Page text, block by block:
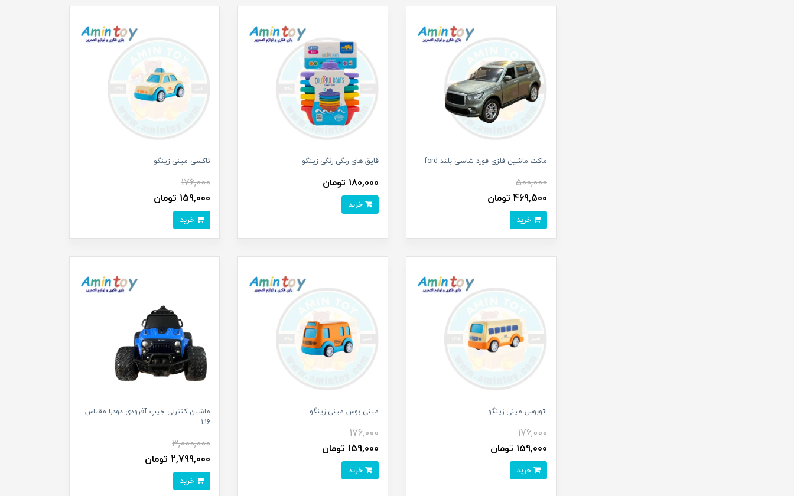
ماکت ماشین فلزی فورد شاسی بلند ford
500,000
469,500 تومان
قایق های رنگی رنگی زینگو
180,000 تومان
خرید
تاکسی مینی زینگو
176,000
159,000 تومان
خرید
اتوبوس مینی زینگو
176,000
159,000 تومان
مینی بوس مینی زینگو
176,000
159,000 تومان
خرید
ماشین کنترلی جیپ آفرودی دودزا مقیاس
۱:۱۶
3,000,000
2,799,000 تومان
خرید